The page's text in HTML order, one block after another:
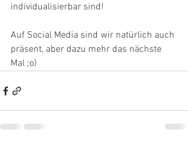
individualisierbar sind!
Auf Social Media sind wir natürlich auch
präsent, aber dazu mehr das nächste
Mal ;o)